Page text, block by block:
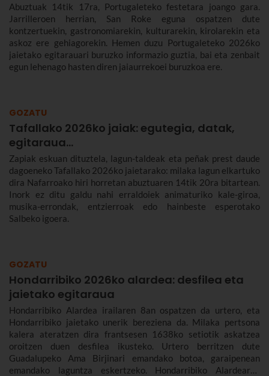
Abuztuak 14tik 17ra, Portugaleteko festetara joango gara.
Jarrilleroen herrian, San Roke eguna ospatzen dute
kontzertuekin, gastronomiarekin, kulturarekin, kirolarekin eta
askoz ere gehiagorekin. Hemen duzu Portugaleteko 2026ko
jaietako egitarauari buruzko informazio guztia, bai eta zenbait
egun lehenago hasten diren jaiaurrekoei buruzkoa ere.
GOZATU
Tafallako 2026ko jaiak: egutegia, datak,
egitaraua...
Zapiak eskuan dituztela, lagun-taldeak eta peñak prest daude
dagoeneko Tafallako 2026ko jaietarako: milaka lagun elkartuko
dira Nafarroako hiri horretan abuztuaren 14tik 20ra bitartean.
Inork ez ditu galdu nahi erraldoiek animaturiko kale-giroa,
musika-errondak, entzierroak edo hainbeste esperotako
Salbeko igoera.
GOZATU
Hondarribiko 2026ko alardea: desfilea eta
jaietako egitaraua
Hondarribiko Alardea irailaren 8an ospatzen da urtero, eta
Hondarribiko jaietako unerik bereziena da. Milaka pertsona
kalera ateratzen dira frantsesen 1638ko setiotik askatzea
oroitzen duen desfilea ikusteko. Urtero berritzen dute
Guadalupeko Ama Birjinari emandako botoa, garaipenean
emandako laguntza eskertzeko. Hondarribiko Alardearen